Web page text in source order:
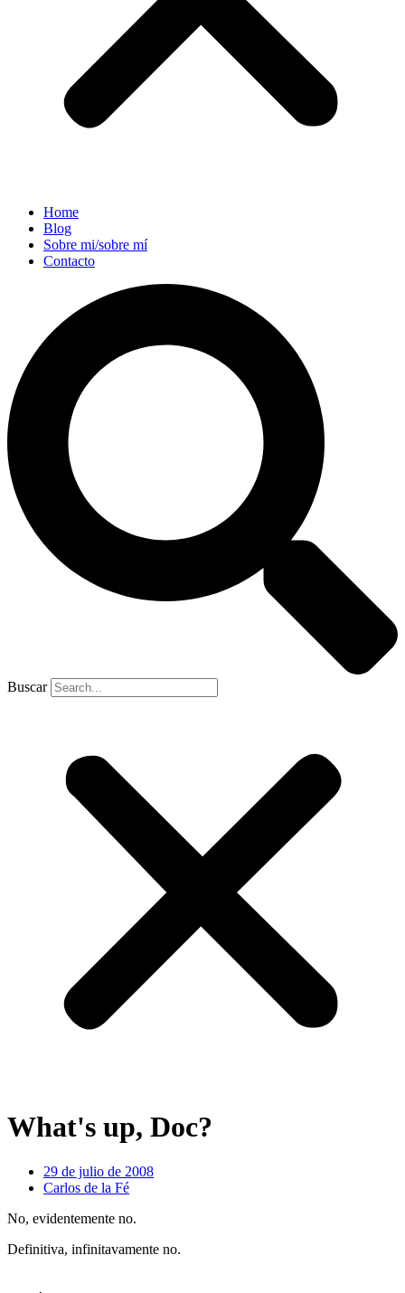
Home
Blog
Sobre mi/sobre mí
Contacto
Buscar
What's up, Doc?
29 de julio de 2008
Carlos de la Fé
No, evidentemente no.
Definitiva, infinitavamente no.